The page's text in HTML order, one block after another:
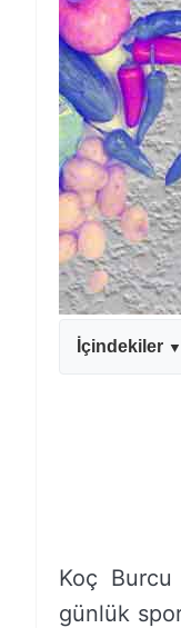
İçindekiler
Koç
günlük